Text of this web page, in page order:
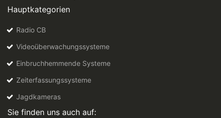
Hauptkategorien
Radio CB
Videoüberwachungssysteme
Einbruchhemmende Systeme
Zeiterfassungssysteme
Jagdkameras
Sie finden uns auch auf: